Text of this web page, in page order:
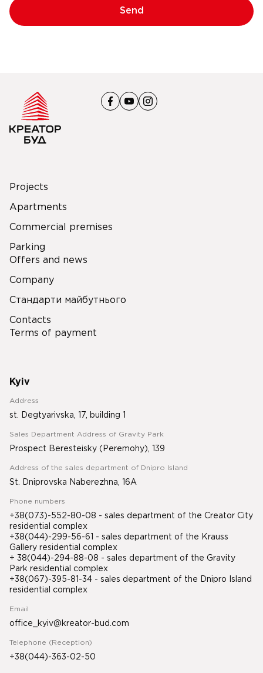
Send
Projects
Apartments
Commercial premises
Parking
Offers and news
Company
Стандарти майбутнього
Contacts
Terms of payment
Kyiv
Address
st. Degtyarivska, 17, building 1
Sales Department Address of Gravity Park
Prospect Beresteisky (Peremohy), 139
Address of the sales department of Dnipro Island
St. Dniprovska Naberezhna, 16A
Phone numbers
+38(073)-552-80-08 - sales department of the Creator City
residential complex
+38(044)-299-56-61 - sales department of the Krauss
Gallery residential complex
+ 38(044)-294-88-08 - sales department of the Gravity
Park residential complex
+38(067)-395-81-34 - sales department of the Dnipro Island
residential complex
Email
office_kyiv@kreator-bud.com
Telephone (Reception)
+38(044)-363-02-50